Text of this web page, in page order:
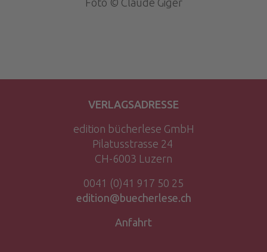
Foto © Claude Giger
VERLAGSADRESSE
edition bücherlese GmbH
Pilatusstrasse 24
CH-6003 Luzern
0041 (0)41 917 50 25
edition@buecherlese.ch
Anfahrt